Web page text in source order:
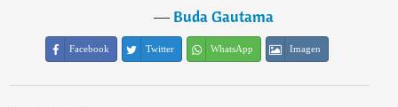
―Buda Gautama
Facebook Twitter WhatsApp Imagen